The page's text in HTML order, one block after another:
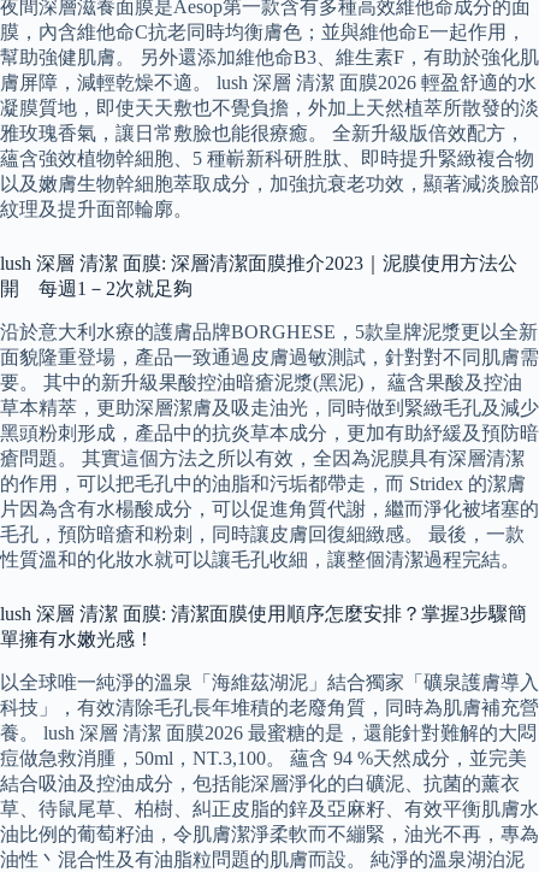
夜間深層滋養面膜是Aesop第一款含有多種高效維他命成分的面
膜，內含維他命C抗老同時均衡膚色；並與維他命E一起作用，
幫助強健肌膚。 另外還添加維他命B3、維生素F，有助於強化肌
膚屏障，減輕乾燥不適。 lush 深層 清潔 面膜2026 輕盈舒適的水
凝膜質地，即使天天敷也不覺負擔，外加上天然植萃所散發的淡
雅玫瑰香氣，讓日常敷臉也能很療癒。 全新升級版倍效配方，
蘊含強效植物幹細胞、5 種嶄新科研胜肽、即時提升緊緻複合物
以及嫩膚生物幹細胞萃取成分，加強抗衰老功效，顯著減淡臉部
紋理及提升面部輪廓。
lush 深層 清潔 面膜: 深層清潔面膜推介2023｜泥膜使用方法公
開 每週1－2次就足夠
沿於意大利水療的護膚品牌BORGHESE，5款皇牌泥漿更以全新
面貌隆重登場，產品一致通過皮膚過敏測試，針對對不同肌膚需
要。 其中的新升級果酸控油暗瘡泥漿(黑泥)， 蘊含果酸及控油
草本精萃，更助深層潔膚及吸走油光，同時做到緊緻毛孔及減少
黑頭粉刺形成，產品中的抗炎草本成分，更加有助紓緩及預防暗
瘡問題。 其實這個方法之所以有效，全因為泥膜具有深層清潔
的作用，可以把毛孔中的油脂和污垢都帶走，而 Stridex 的潔膚
片因為含有水楊酸成分，可以促進角質代謝，繼而淨化被堵塞的
毛孔，預防暗瘡和粉刺，同時讓皮膚回復細緻感。 最後，一款
性質溫和的化妝水就可以讓毛孔收細，讓整個清潔過程完結。
lush 深層 清潔 面膜: 清潔面膜使用順序怎麼安排？掌握3步驟簡
單擁有水嫩光感！
以全球唯一純淨的溫泉「海維茲湖泥」結合獨家「礦泉護膚導入
科技」，有效清除毛孔長年堆積的老廢角質，同時為肌膚補充營
養。 lush 深層 清潔 面膜2026 最蜜糖的是，還能針對難解的大悶
痘做急救消腫，50ml，NT.3,100。 蘊含 94 %天然成分，並完美
結合吸油及控油成分，包括能深層淨化的白礦泥、抗菌的薰衣
草、待鼠尾草、柏樹、糾正皮脂的鋅及亞麻籽、有效平衡肌膚水
油比例的葡萄籽油，令肌膚潔淨柔軟而不繃緊，油光不再，專為
油性丶混合性及有油脂粒問題的肌膚而設。 純淨的溫泉湖泊泥